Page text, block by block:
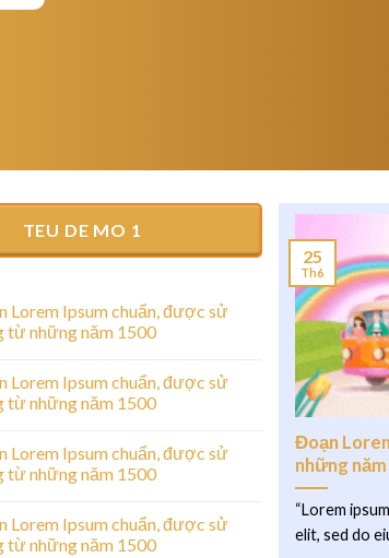
TEU DE MO 1
Lorem Ipsum chuẩn, được sử
từ những năm 1500
Lorem Ipsum chuẩn, được sử
từ những năm 1500
Lorem Ipsum chuẩn, được sử
từ những năm 1500
Lorem Ipsum chuẩn, được sử
từ những năm 1500
Đoạn
những
“Lorem
elit, sed do
25
Th6
This is your first post.
then start writing!